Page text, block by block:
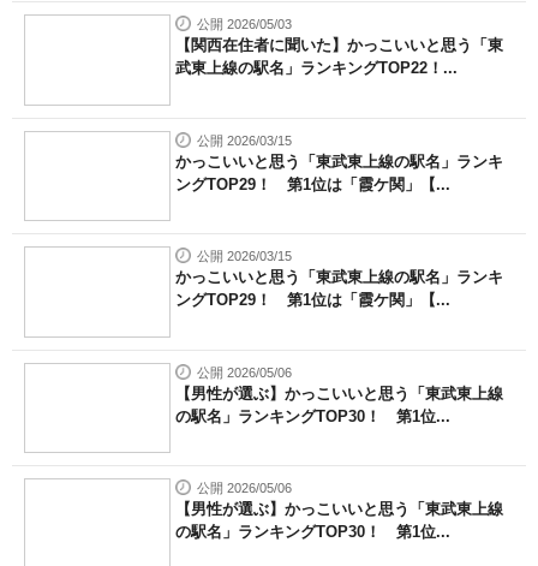
公開 2026/05/03
【関西在住者に聞いた】かっこいいと思う「東
武東上線の駅名」ランキングTOP22！...
公開 2026/03/15
かっこいいと思う「東武東上線の駅名」ランキ
ングTOP29！ 第1位は「霞ケ関」【...
公開 2026/03/15
かっこいいと思う「東武東上線の駅名」ランキ
ングTOP29！ 第1位は「霞ケ関」【...
公開 2026/05/06
【男性が選ぶ】かっこいいと思う「東武東上線
の駅名」ランキングTOP30！ 第1位...
公開 2026/05/06
【男性が選ぶ】かっこいいと思う「東武東上線
の駅名」ランキングTOP30！ 第1位...